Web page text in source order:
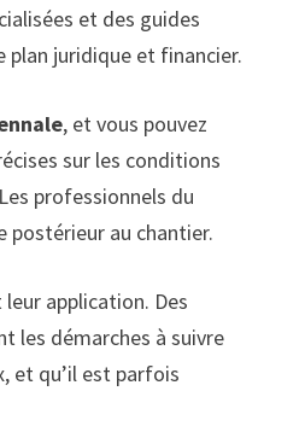
et des guides
plan juridique et financier.
, et vous pouvez
sur les conditions
professionnels du
postérieur au chantier.
application. Des
les démarches à suivre
et qu’il est parfois